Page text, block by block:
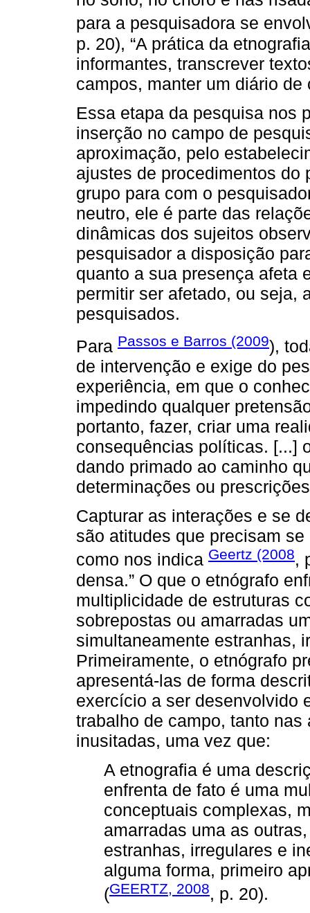
para a pesquisadora se
p. 20), “A prática da
informantes, transcrever
campos, manter um diário de
Essa etapa da pesquisa nos
inserção no campo de
aproximação, pelo
ajustes de procedimentos do
grupo para com o
neutro, ele é parte das
dinâmicas dos sujeitos
pesquisador a disposição
quanto a sua presença afeta
permitir ser afetado, ou seja,
pesquisados.
Para Passos e Barros (2009),
de intervenção e exige do
experiência, em que o
impedindo qualquer
portanto, fazer, criar uma
consequências políticas. [...]
dando primado ao caminho
determinações ou
Capturar as interações e se
são atitudes que precisam
como nos indica Geertz (2008,
densa.” O que o etnógrafo
multiplicidade de estruturas
sobrepostas ou amarradas
simultaneamente estranhas,
Primeiramente, o etnógrafo
apresentá-las de forma
exercício a ser desenvolvido
trabalho de campo, tanto
inusitadas, uma vez que:
A etnografia é uma
enfrenta de fato é uma
conceptuais complexas,
amarradas uma as
estranhas, irregulares e
alguma forma, primeiro
(GEERTZ, 2008, p. 20).